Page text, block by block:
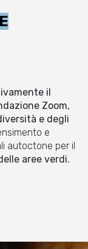
il
Zoom,
e degli
e
autoctone per il
aree verdi.